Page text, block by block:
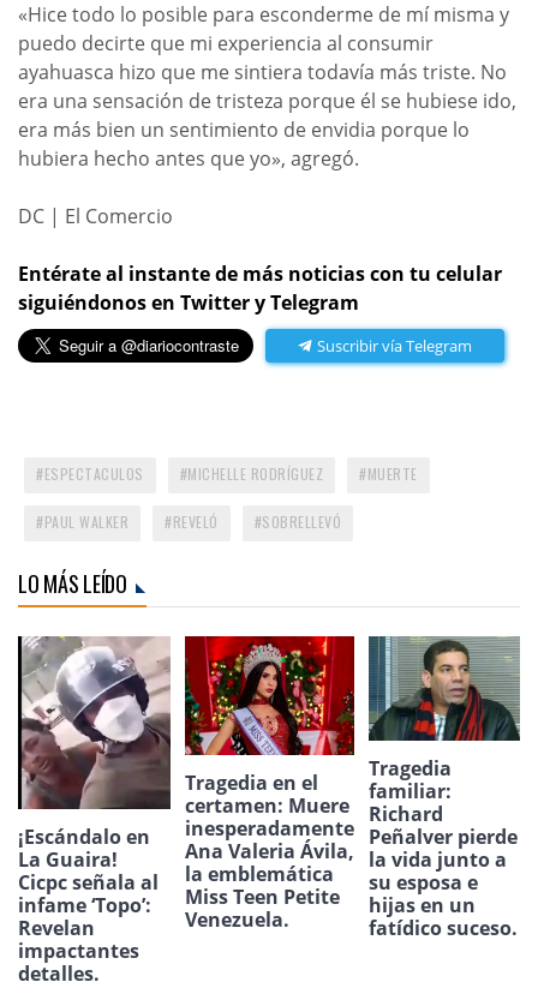
«Hice todo lo posible para esconderme de mí misma y
puedo decirte que mi experiencia al consumir
ayahuasca hizo que me sintiera todavía más triste. No
era una sensación de tristeza porque él se hubiese ido,
era más bien un sentimiento de envidia porque lo
hubiera hecho antes que yo», agregó.
DC | El Comercio
Entérate al instante de más noticias con tu celular
siguiéndonos en Twitter y Telegram
Suscribir vía Telegram
ESPECTACULOS MICHELLE RODRÍGUEZ MUERTE
PAUL WALKER REVELÓ SOBRELLEVÓ
LO MÁS LEÍDO
¡Escándalo en
La Guaira!
Cicpc señala al
infame ‘Topo’:
Revelan
impactantes
detalles.
Tragedia en el
certamen: Muere
inesperadamente
Ana Valeria Ávila,
la emblemática
Miss Teen Petite
Venezuela.
Tragedia
familiar:
Richard
Peñalver pierde
la vida junto a
su esposa e
hijas en un
fatídico suceso.